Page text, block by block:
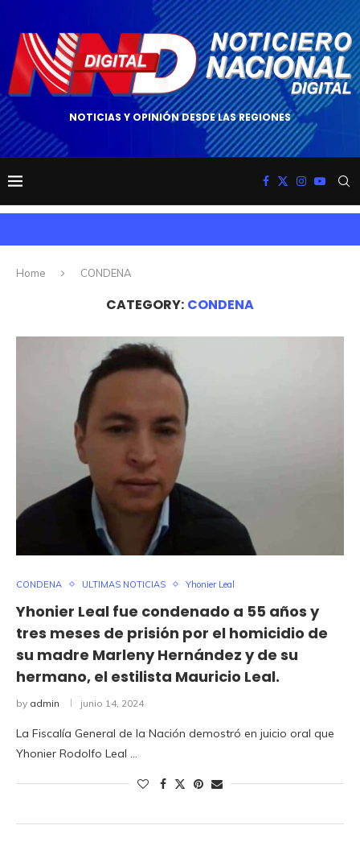
NOTICIAS Y OPINIÓN DESDE LAS REGIONES
Home CONDENA
CATEGORY: CONDENA
CONDENA ULTIMAS NOTICIAS Yhonier Leal
Yhonier Leal fue condenado a 55 años y
tres meses de prisión por el homicidio de
su madre Marleny Hernández y de su
hermano, el estilista Mauricio Leal.
by admin junio 14, 2024
La Fiscalía General de la Nación demostró en juicio oral que
Yhonier Rodolfo Leal …